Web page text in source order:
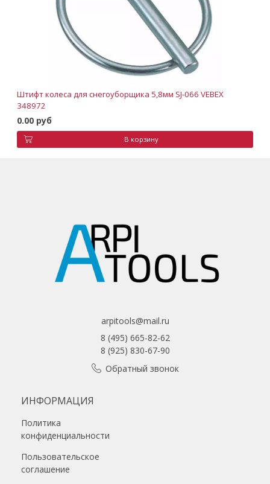
Штифт колеса для снегоуборщика 5,8мм SJ-066 VEBEX
348972
0.00 руб
В корзину
arpitools@mail.ru
8 (495) 665-82-62
8 (925) 830-67-90
Обратный звонок
ИНФОРМАЦИЯ
Политика
конфиденциальности
Пользовательское
соглашение